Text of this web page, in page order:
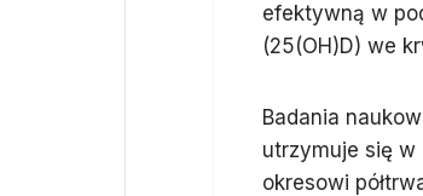
efektywną w
(25(OH)D) we
Badania
utrzymuje się w
okresowi